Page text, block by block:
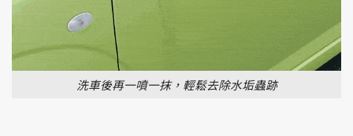
洗車後再一噴一抹，輕鬆去除水垢蟲跡